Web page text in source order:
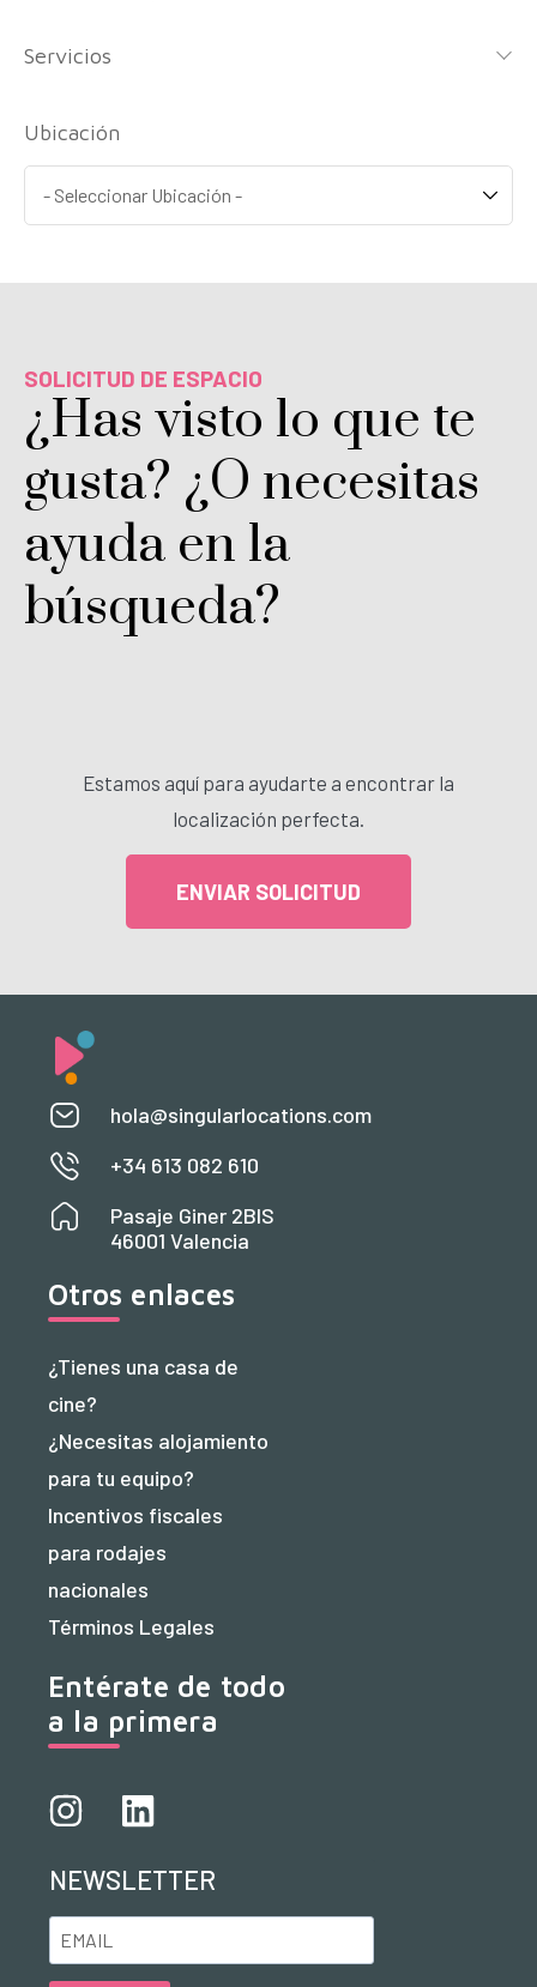
Servicios
Ubicación
SOLICITUD DE ESPACIO
¿Has visto lo que te
gusta? ¿O necesitas
ayuda en la
búsqueda?
Estamos aquí para ayudarte a encontrar la
localización perfecta.
ENVIAR SOLICITUD
hola@singularlocations.com
+34 613 082 610
Pasaje Giner 2BIS
46001 Valencia
Otros enlaces
¿Tienes una casa de
cine?
¿Necesitas alojamiento
para tu equipo?
Incentivos fiscales
para rodajes
nacionales
Términos Legales
Entérate de todo
a la primera
NEWSLETTER